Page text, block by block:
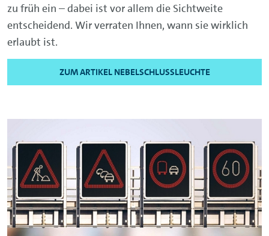
zu früh ein – dabei ist vor allem die Sichtweite
entscheidend. Wir verraten Ihnen, wann sie wirklich
erlaubt ist.
ZUM ARTIKEL NEBELSCHLUSSLEUCHTE